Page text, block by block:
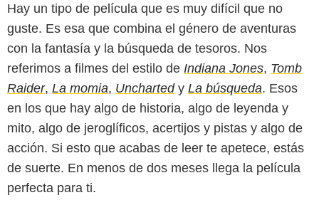
Hay un tipo de película que es muy difícil que no
guste. Es esa que combina el género de aventuras
con la fantasía y la búsqueda de tesoros. Nos
referimos a filmes del estilo de Indiana Jones, Tomb
Raider, La momia, Uncharted y La búsqueda. Esos
en los que hay algo de historia, algo de leyenda y
mito, algo de jeroglíficos, acertijos y pistas y algo de
acción. Si esto que acabas de leer te apetece, estás
de suerte. En menos de dos meses llega la película
perfecta para ti.